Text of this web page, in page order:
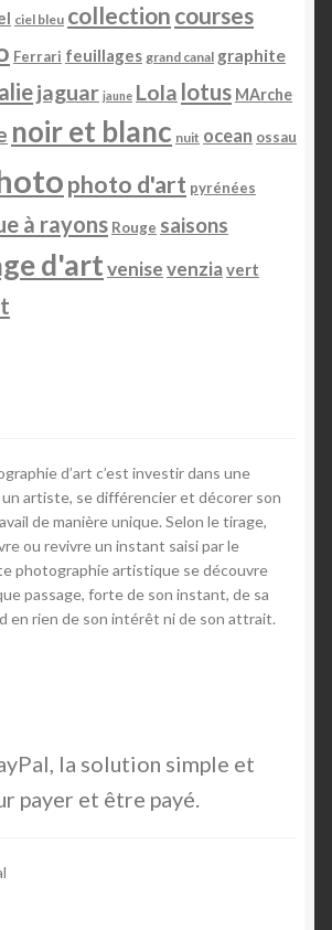
ciel bleu collection courses
Ferrari feuillages grand canal graphite
jaguar jaune Lola lotus MArche
noir et blanc nuit ocean ossau
photo d'art pyrénées
à rayons Rouge saisons
d'artvenisevenzia vert
d’art c’est investir dans une
un artiste, se différencier et décorer son
de manière unique. Selon le tirage,
ou revivre un instant saisi par le
photographie artistique se découvre
passage, forte de son instant, de sa
en rien de son intérêt ni de son attrait.
la solution simple et
payer et être payé.